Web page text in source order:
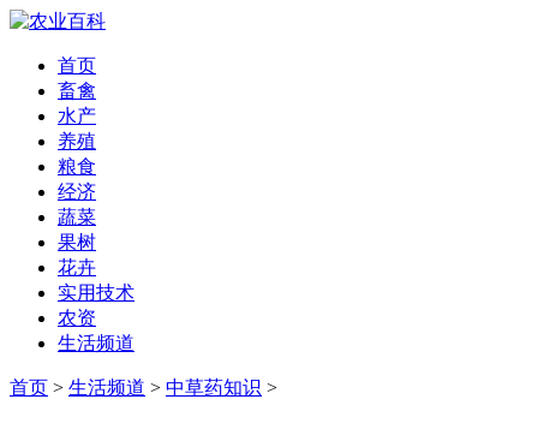
首页
畜禽
水产
养殖
粮食
经济
蔬菜
果树
花卉
实用技术
农资
生活频道
首页 > 生活频道 > 中草药知识 >